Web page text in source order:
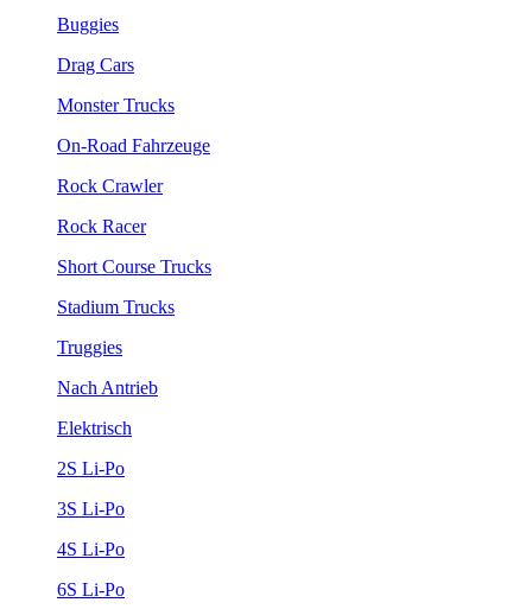
Buggies
Drag Cars
Monster Trucks
On-Road Fahrzeuge
Rock Crawler
Rock Racer
Short Course Trucks
Stadium Trucks
Truggies
Nach Antrieb
Elektrisch
2S Li-Po
3S Li-Po
4S Li-Po
6S Li-Po